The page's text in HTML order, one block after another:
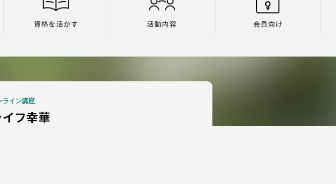
資格を活かす 活動内容 会員向け
ライン講座
フ幸華